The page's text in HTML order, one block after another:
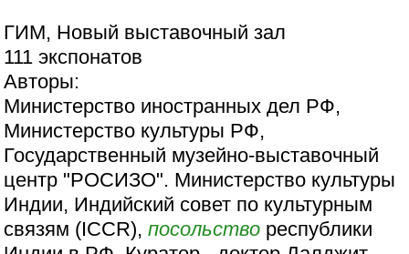
ГИМ, Новый выставочный зал
111 экспонатов
Авторы:
Министерство иностранных дел РФ,
Министерство культуры РФ,
Государственный музейно-выставочный
центр "РОСИЗО". Министерство культуры
Индии, Индийский совет по культурным
связям (ICCR),посольство республики